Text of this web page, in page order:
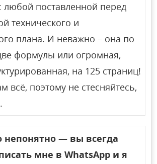
любой поставленной перед
технического и
плана. И неважно – она по
формулы или огромная,
на 125 страниц!
всё, поэтому не стесняйтесь,
непонятно — вы всегда
мне в WhatsApp и я